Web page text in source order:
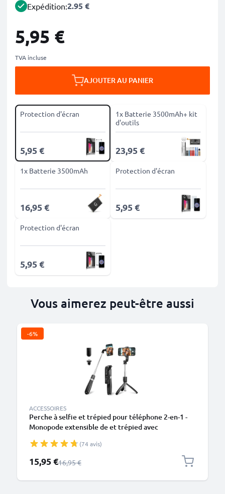
Expédition:2.95 €
5,95 €
TVA incluse
AJOUTER AU PANIER
Protection d'écran
5,95 €
1x Batterie 3500mAh+ kit
d'outils
23,95 €
1x Batterie 3500mAh
16,95 €
Protection d'écran
5,95 €
Protection d'écran
5,95 €
Vous aimerez peut-être aussi
-6%
ACCESSOIRES
Perche à selfie et trépied pour téléphone 2-en-1 -
Monopode extensible de et trépied avec
appareil photo, iPhone, GoPro, Android et autres –
Noir
(74 avis)
Prix spécial
15,95 €Prix normal
16,95 €